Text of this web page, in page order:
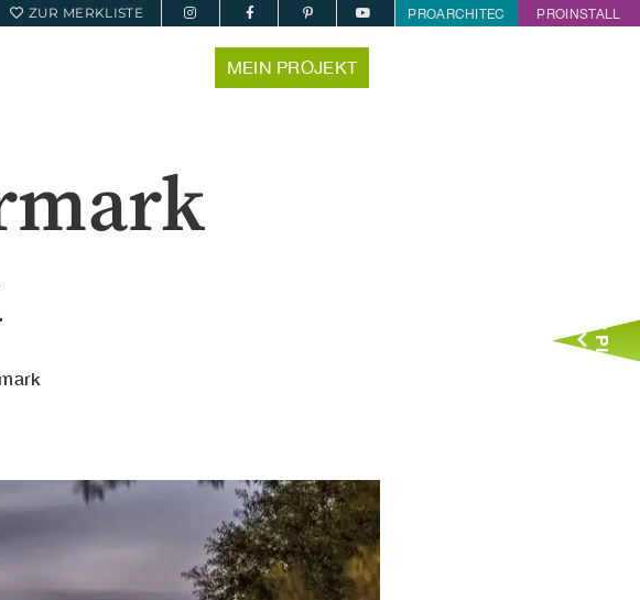
ZUR MERKLISTE PROARCHITEC PROINSTALL
MEIN PROJEKT
Jetzt Planen